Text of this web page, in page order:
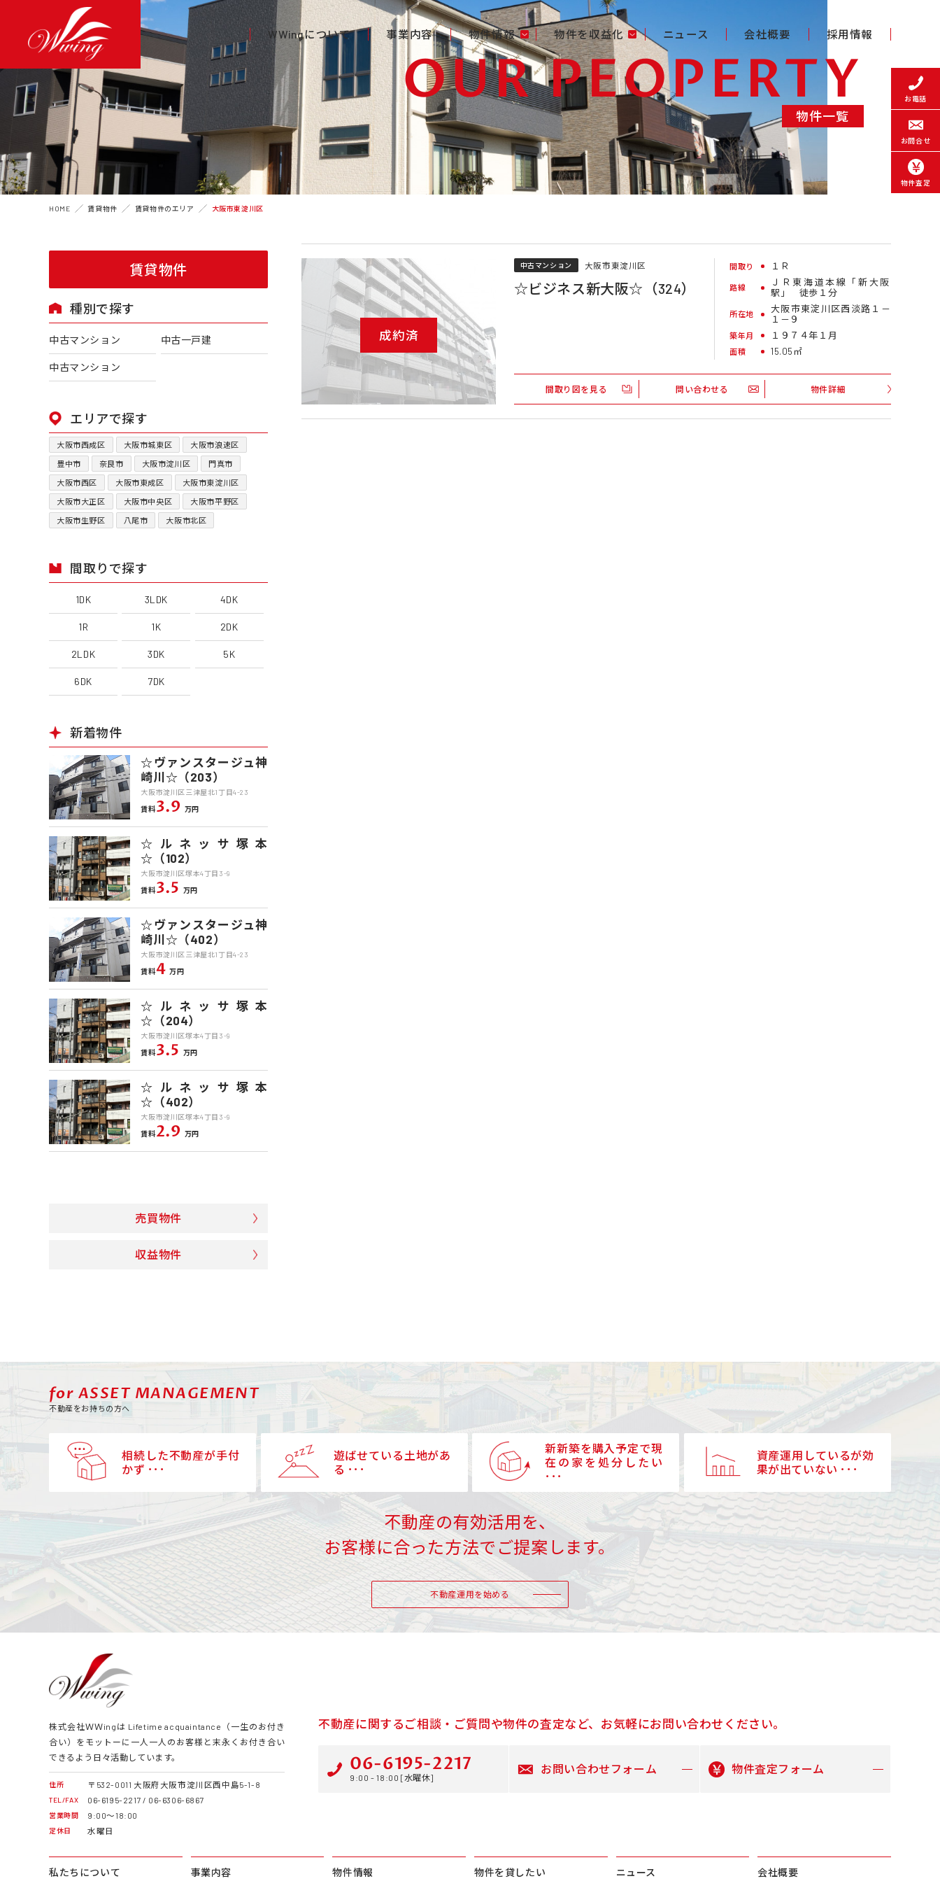
WWingについて 事業内容 物件情報 物件を収益化 ニュース 会社概要 採用情報
お電話
お問合せ
物件査定
OUR PEOPERTY
物件一覧
HOME 賃貸物件 賃貸物件のエリア 大阪市東淀川区
賃貸物件
種別で探す
中古マンション 中古一戸建
中古マンション
エリアで探す
大阪市西成区 大阪市城東区 大阪市浪速区
豊中市 奈良市 大阪市淀川区 門真市
大阪市西区 大阪市東成区 大阪市東淀川区
大阪市大正区 大阪市中央区 大阪市平野区
大阪市生野区 八尾市 大阪市北区
間取りで探す
1DK 3LDK 4DK
1R 1K 2DK
2LDK 3DK 5K
6DK 7DK
新着物件
☆ヴァンスタージュ神
崎川☆（203）
大阪市淀川区三津屋北1丁目4-23
賃料3.9 万円
☆ルネッサ塚本
☆（102）
大阪市淀川区塚本4丁目3-9
賃料3.5 万円
☆ヴァンスタージュ神
崎川☆（402）
大阪市淀川区三津屋北1丁目4-23
賃料4 万円
☆ルネッサ塚本
☆（204）
大阪市淀川区塚本4丁目3-9
賃料3.5 万円
☆ルネッサ塚本
☆（402）
大阪市淀川区塚本4丁目3-9
賃料2.9 万円
売買物件
収益物件
成約済
中古マンション 大阪市東淀川区
☆ビジネス新大阪☆（324）
間取り １Ｒ
路線
ＪＲ東海道本線「新大阪
駅」 徒歩１分
所在地
大阪市東淀川区西淡路１－
１－９
築年月 １９７４年１月
面積 15.05㎡
間取り図を見る 問い合わせる 物件詳細
for ASSET MANAGEMENT
不動産をお持ちの方へ
相続した不動産が手付
かず ･･･
遊ばせている土地があ
る ･･･
新新築を購入予定で現
在の家を処分したい
･･･
資産運用しているが効
果が出ていない ･･･
不動産の有効活用を、
お客様に合った方法でご提案します。
不動産運用を始める
不動産に関するご相談・ご質問や物件の査定など、お気軽にお問い合わせください。
06-6195-2217
9:00 - 18:00 [水曜休]
お問い合わせフォーム 物件査定フォーム
株式会社ＷＷingは Lifetime acquaintance（一生のお付き
合い）をモットーに一人一人のお客様と末永くお付き合い
できるよう日々活動しています。
住所 〒532-0011 大阪府大阪市淀川区西中島5-1-8
TEL/FAX 06-6195-2217 / 06-6306-6867
営業時間 9:00～18:00
定休日 水曜日
私たちについて 事業内容 物件情報 物件を貸したい ニュース 会社概要